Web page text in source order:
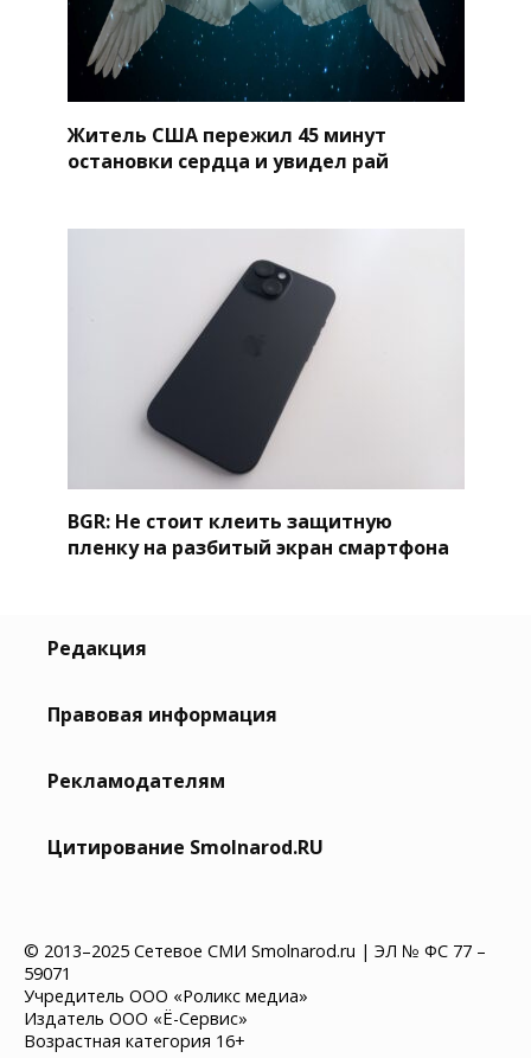
Житель США пережил 45 минут
остановки сердца и увидел рай
BGR: Не стоит клеить защитную
пленку на разбитый экран смартфона
Редакция
Правовая информация
Рекламодателям
Цитирование Smolnarod.RU
© 2013–2025 Сетевое СМИ Smolnarod.ru | ЭЛ № ФС 77 –
59071
Учредитель ООО «Роликс медиа»
Издатель ООО «Ё-Сервис»
Возрастная категория 16+